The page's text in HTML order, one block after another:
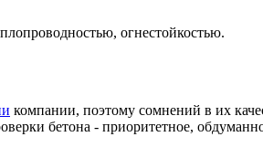
огнестойкостью.
компании, поэтому сомнений в их
бетона - приоритетное,